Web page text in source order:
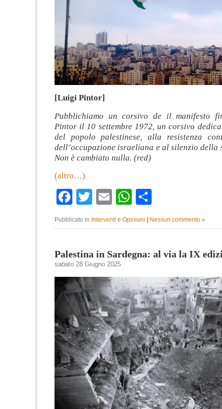
[Luigi Pintor]
Pubblichiamo un corsivo de il manifesto
Pintor il 10 settembre 1972, un corsivo
del popolo palestinese, alla resistenza
dell’occupazione israeliana e al silenzio della
Non è cambiato nulla. (red)
(altro…)
Facebook
TwitterEmailWhatsApp
Pubblicato in Interventi e Opinioni Nessun commento »
Palestina in Sardegna: al via la IX
sabato 28 Giugno 2025